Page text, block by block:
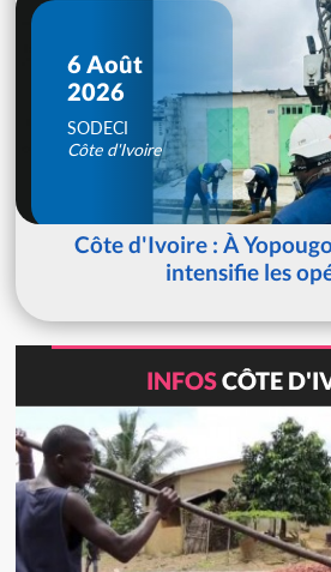
6 Août
2026
SODECI
Côte d'Ivoire
Côte d'Ivoire : À
intensifie les
INFOSCÔTE